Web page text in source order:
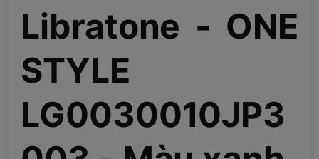
Libratone - ONE
STYLE
LG0030010JP3